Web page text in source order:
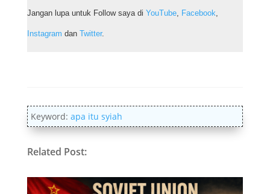
Jangan lupa untuk Follow saya di YouTube, Facebook,
Instagram dan Twitter.
Keyword: apa itu syiah
Related Post: